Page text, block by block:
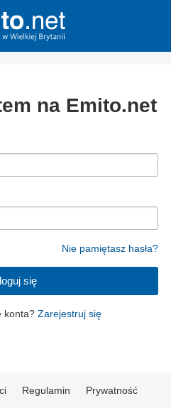
na Emito.net
Nie pamiętasz hasła?
się
konta? Zarejestruj się
Regulamin Prywatność